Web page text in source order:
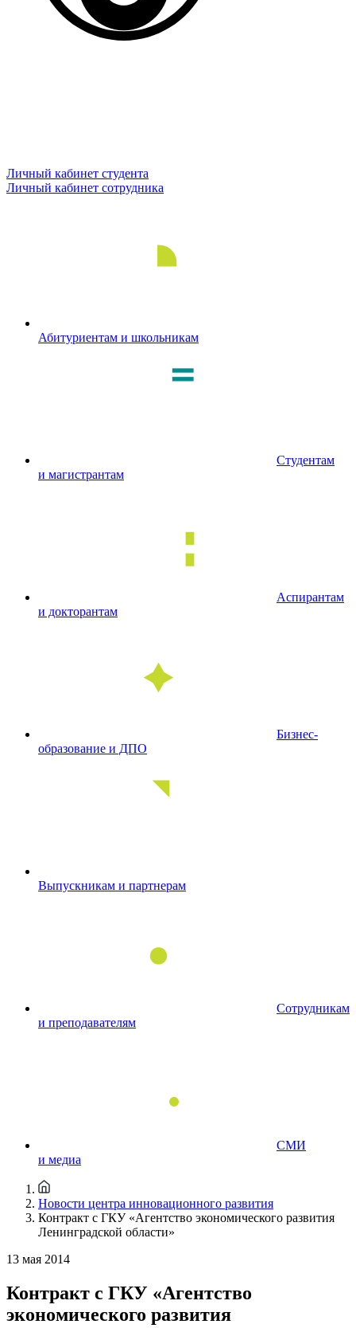
Личный кабинет студента
Личный кабинет сотрудника
Абитуриентам и школьникам
Студентам
и магистрантам
Аспирантам
и докторантам
Бизнес-
образование и ДПО
Выпускникам и партнерам
Сотрудникам
и преподавателям
СМИ
и медиа
Новости центра инновационного развития
Контракт с ГКУ «Агентство экономического развития
Ленинградской области»
13 мая 2014
Контракт с ГКУ «Агентство
экономического развития